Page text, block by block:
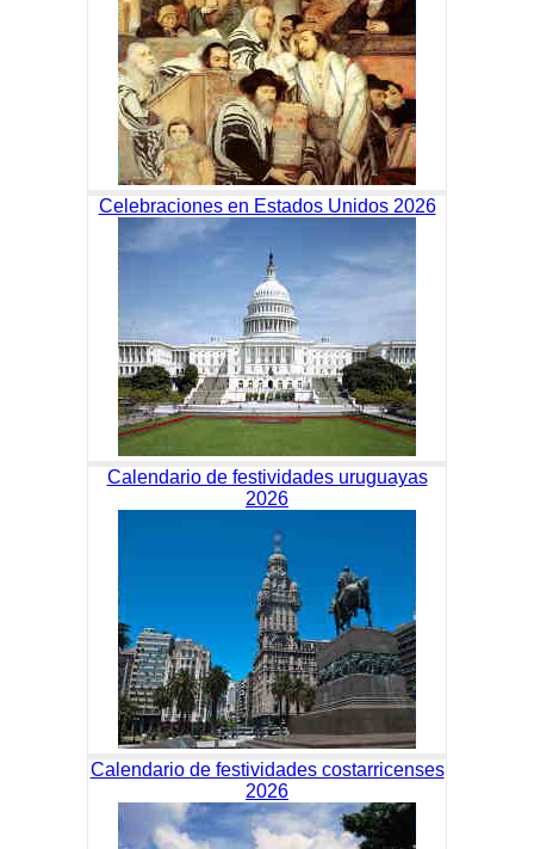
Celebraciones en Estados Unidos 2026
Calendario de festividades uruguayas
2026
Calendario de festividades costarricenses
2026